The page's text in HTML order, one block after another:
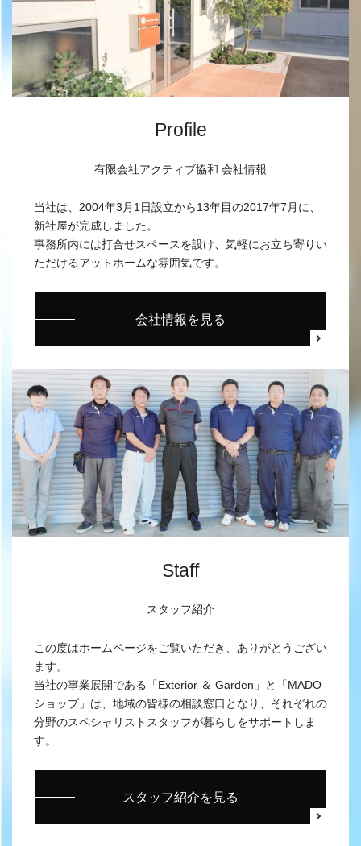
Profile
有限会社アクティブ協和 会社情報
当社は、2004年3月1日設立から13年目の2017年7月に、
新社屋が完成しました。
事務所内には打合せスペースを設け、気軽にお立ち寄りい
ただけるアットホームな雰囲気です。
会社情報を見る
Staff
スタッフ紹介
この度はホームページをご覧いただき、ありがとうござい
ます。
当社の事業展開である「Exterior ＆ Garden」と「MADO
ショップ」は、地域の皆様の相談窓口となり、それぞれの
分野のスペシャリストスタッフが暮らしをサポートしま
す。
スタッフ紹介を見る